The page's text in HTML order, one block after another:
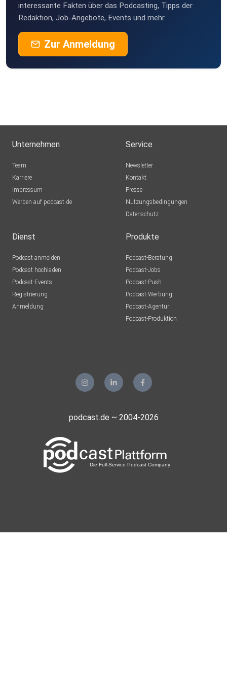
interessante Fakten über das Podcasting, Tipps der
Redaktion, Job-Angebote, Events und mehr.
Zur Anmeldung
Unternehmen
Team
Karriere
Impressum
Werben auf podcast.de
Service
Newsletter
Kontakt
Presse
Nutzungsbedingungen
Datenschutz
Dienst
Podcast anmelden
Podcast hochladen
Podcast-Events
Registrierung
Anmeldung
Produkte
Podcast-Beratung
Podcast-Jobs
Podcast-Push
Podcast-Werbung
Podcast-Agentur
Podcast-Produktion
podcast.de ~ 2004-2026